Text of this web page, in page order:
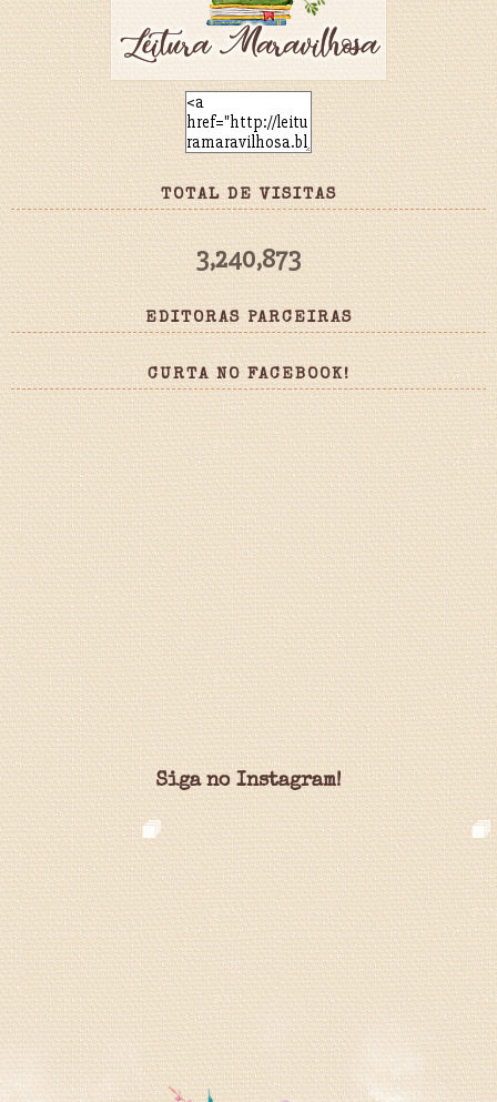
TOTAL DE VISITAS
3,240,873
EDITORAS PARCEIRAS
CURTA NO FACEBOOK!
Siga no Instagram!